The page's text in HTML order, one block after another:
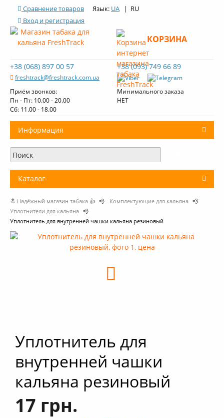
Сравнение товаров Язык: UA | RU
Вход и регистрация
+38 (068) 897 00 57
freshtrack@freshtrack.com.ua
+38 (093) 749 66 89
Приём звонков:
Пн - Пт: 10.00 - 20.00
Cб: 11.00 - 18.00
Минимального заказа
НЕТ
КОРЗИНА
Информация
О нас
Доставка и оплата
Обзоры табака Fresh Track
Каталог
Табак для кальяна
Уголь для кальяна
Кальяны
🔝 Надёжный магазин табака 👍 💨 Комплектующие для кальяна 💨
Уплотнители для кальяна 💨
Уплотнитель для внутренней чашки кальяна резиновый
Уплотнитель для
внутренней чашки
кальяна резиновый
17 грн.